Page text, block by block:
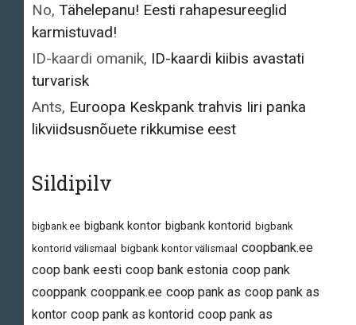
No, Tähelepanu! Eesti rahapesureeglid
karmistuvad!
ID-kaardi omanik, ID-kaardi kiibis avastati
turvarisk
Ants, Euroopa Keskpank trahvis Iiri panka
likviidsusnõuete rikkumise eest
Sildipilv
bigbank.ee bigbank kontor bigbank kontorid bigbank
kontorid välismaal
bigbank kontor välismaal coopbank.ee
coop bank eesti coop bank estonia coop pank
cooppank cooppank.ee coop pank as coop pank as
kontor coop pank as kontorid coop pank as